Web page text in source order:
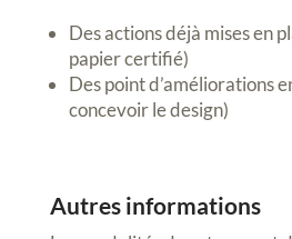
Des actions déjà mises en
papier certifié)
Des point d’améliorations
concevoir le design)
Autres informations